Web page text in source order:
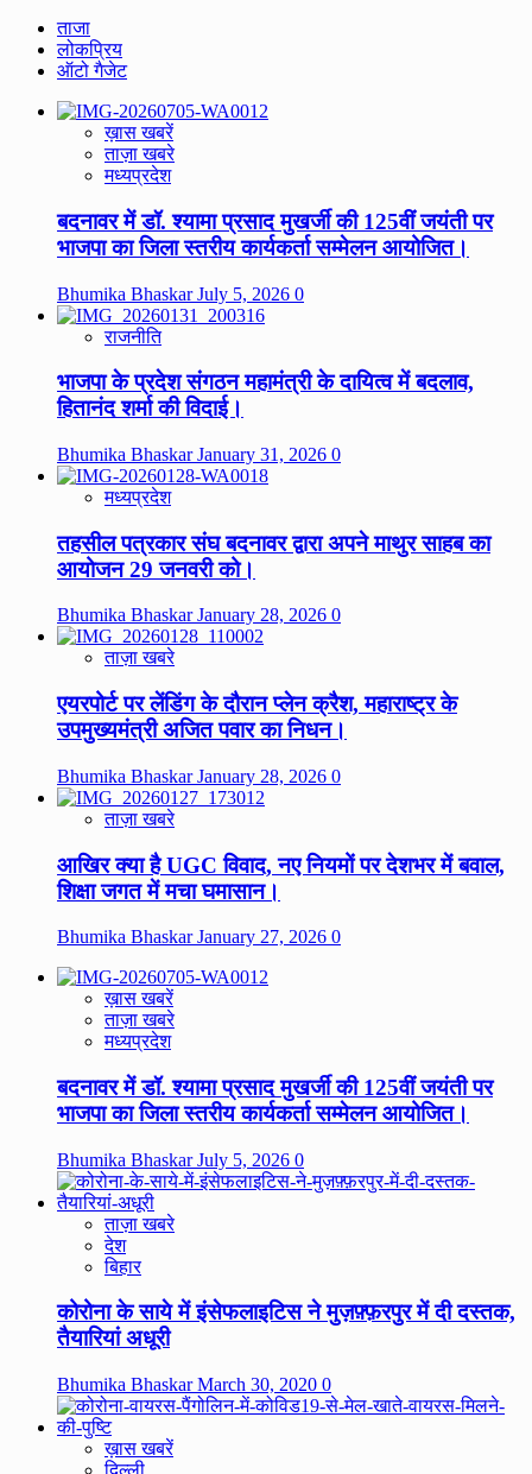
ताजा
लोकप्रिय
ऑटो गैजेट
ख़ास खबरें
ताज़ा खबरे
मध्यप्रदेश
बदनावर में डॉ. श्यामा प्रसाद मुखर्जी की 125वीं जयंती पर
भाजपा का जिला स्तरीय कार्यकर्ता सम्मेलन आयोजित।
Bhumika BhaskarJuly 5, 2026 0
राजनीति
भाजपा के प्रदेश संगठन महामंत्री के दायित्व में बदलाव,
हितानंद शर्मा की विदाई।
Bhumika BhaskarJanuary 31, 2026 0
मध्यप्रदेश
तहसील पत्रकार संघ बदनावर द्वारा अपने माथुर साहब का
आयोजन 29 जनवरी को।
Bhumika BhaskarJanuary 28, 2026 0
ताज़ा खबरे
एयरपोर्ट पर लेंडिंग के दौरान प्लेन क्रैश, महाराष्ट्र के
उपमुख्यमंत्री अजित पवार का निधन।
Bhumika BhaskarJanuary 28, 2026 0
ताज़ा खबरे
आखिर क्या है UGC विवाद, नए नियमों पर देशभर में बवाल,
शिक्षा जगत में मचा घमासान।
Bhumika BhaskarJanuary 27, 2026 0
ख़ास खबरें
ताज़ा खबरे
मध्यप्रदेश
बदनावर में डॉ. श्यामा प्रसाद मुखर्जी की 125वीं जयंती पर
भाजपा का जिला स्तरीय कार्यकर्ता सम्मेलन आयोजित।
Bhumika BhaskarJuly 5, 2026 0
ताज़ा खबरे
देश
बिहार
कोरोना के साये में इंसेफलाइटिस ने मुज़फ़्फ़रपुर में दी दस्तक,
तैयारियां अधूरी
Bhumika BhaskarMarch 30, 2020 0
ख़ास खबरें